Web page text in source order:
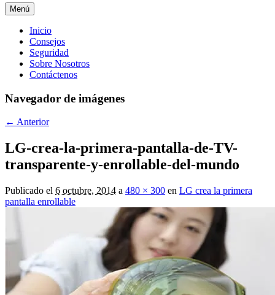
Menú
Menú
principal
Inicio
Consejos
Seguridad
Sobre Nosotros
Contáctenos
Navegador de imágenes
← Anterior
LG-crea-la-primera-pantalla-de-TV-
transparente-y-enrollable-del-mundo
Publicado el 6 octubre, 2014 a 480 × 300 en LG crea la primera
pantalla enrollable